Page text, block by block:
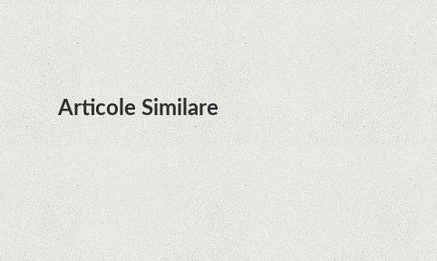
decât credeam; Are cameră
telephoto cu zoom optic variabil
Articole Similare